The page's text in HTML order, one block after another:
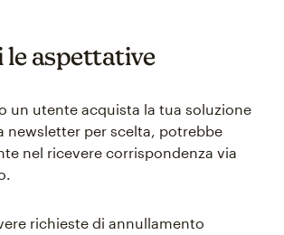
le aspettative
un utente acquista la tua soluzione
newsletter per scelta, potrebbe
nel ricevere corrispondenza via
richieste di annullamento